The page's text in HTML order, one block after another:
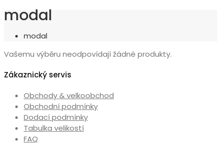
modal
modal
Vašemu výběru neodpovídají žádné produkty.
Zákaznický servis
Obchody & velkoobchod
Obchodní podmínky
Dodací podmínky
Tabulka velikostí
FAQ